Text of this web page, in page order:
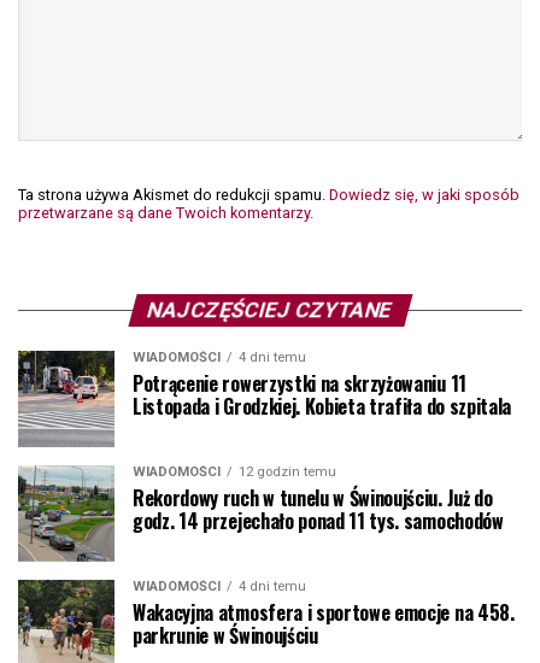
Ta strona używa Akismet do redukcji spamu. Dowiedz się, w jaki sposób
przetwarzane są dane Twoich komentarzy.
NAJCZĘŚCIEJ CZYTANE
WIADOMOŚCI 4 dni temu
Potrącenie rowerzystki na skrzyżowaniu 11
Listopada i Grodzkiej. Kobieta trafiła do szpitala
WIADOMOŚCI 12 godzin temu
Rekordowy ruch w tunelu w Świnoujściu. Już do
godz. 14 przejechało ponad 11 tys. samochodów
WIADOMOŚCI 4 dni temu
Wakacyjna atmosfera i sportowe emocje na 458.
parkrunie w Świnoujściu